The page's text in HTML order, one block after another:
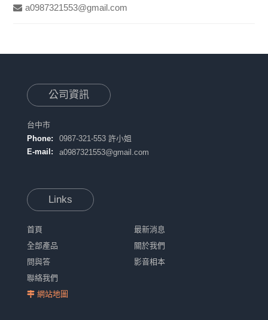
a0987321553@gmail.com
公司資訊
台中市
Phone:
0987-321-553 許小姐
E-mail:
a0987321553@gmail.com
Links
首頁
最新消息
全部產品
關於我們
問與答
影音相本
聯絡我們
網站地圖